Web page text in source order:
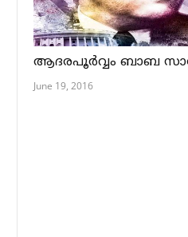
ആദരപൂര്‍വ്വം ബാബ
June 19, 2016